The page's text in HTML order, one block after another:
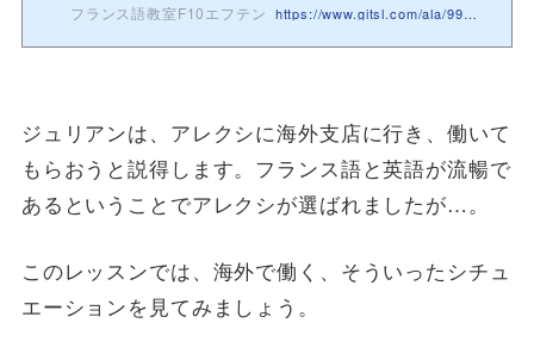
フランス語教室F10エフテン https://www.gitsl.com/ala/9951/
ジュリアンは、アレクシに海外支店に行き、働いて
もらおうと説得します。フランス語と英語が流暢で
あるということでアレクシが選ばれましたが…。
このレッスンでは、海外で働く、そういったシチュ
エーションを見てみましょう。